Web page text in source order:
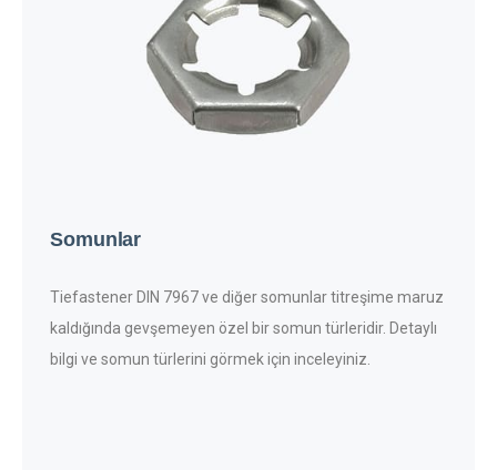
Somunlar
Tiefastener DIN 7967 ve diğer somunlar titreşime maruz
kaldığında gevşemeyen özel bir somun türleridir. Detaylı
bilgi ve somun türlerini görmek için inceleyiniz.